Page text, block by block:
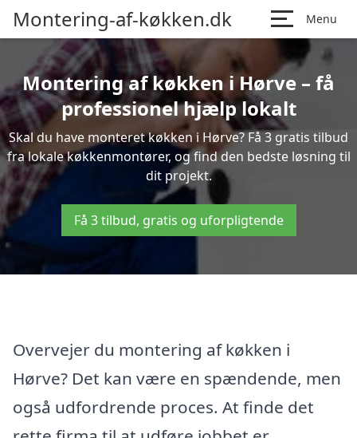
Montering-af-køkken.dk Menu
Montering af køkken i Hørve – få
professionel hjælp lokalt
Skal du have monteret køkken i Hørve? Få 3 gratis tilbud
fra lokale køkkenmontører, og find den bedste løsning til
dit projekt.
Få 3 tilbud, gratis og uforpligtende
Overvejer du montering af køkken i
Hørve? Det kan være en spændende, men
også udfordrende proces. At finde det